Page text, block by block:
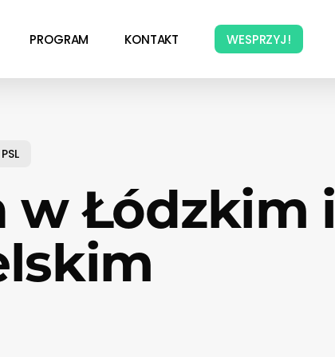
PROGRAM KONTAKT WESPRZYJ!
PSL
w Łódzkim i